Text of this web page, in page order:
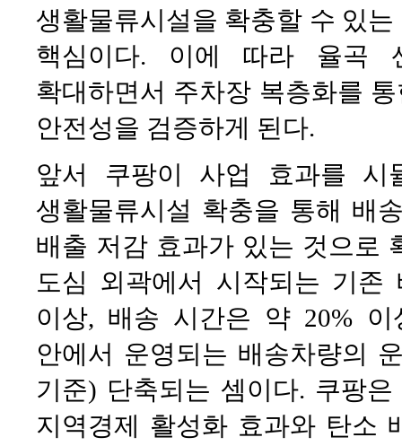
생활물류시설을 확충할 수 있
핵심이다. 이에 따라 율곡
확대하면서 주차장 복층화를
안전성을 검증하게 된다.
앞서 쿠팡이 사업 효과를 시
생활물류시설 확충을 통해 배
배출 저감 효과가 있는 것으로
도심 외곽에서 시작되는 기
이상, 배송 시간은 약 20%
안에서 운영되는 배송차량의
기준) 단축되는 셈이다. 쿠팡
지역경제 활성화 효과와 탄소